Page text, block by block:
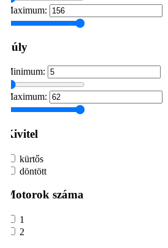
Maximum:
Súly
Minimum:
Maximum:
Kivitel
kürtős
döntött
Motorok száma
1
2